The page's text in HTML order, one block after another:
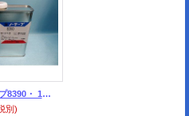
ノーテープ8390・ 1Ｌ缶
別)